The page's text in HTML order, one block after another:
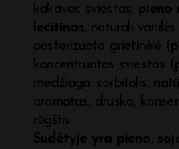
kakavos sviestas, pieno
lecitinas, naturali vanilės
pasterizuota grietinėlė (
koncentruotas sviestas (
medžiaga: sorbitolis,
aromatas, druska,
rūgštis.
Sudėtyje yra pieno,